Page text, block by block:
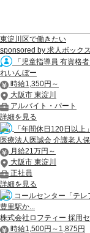
東淀川区で働きたい
sponsored by 求人ボックス
「児童指導員 有資格
れいんぼー
時給1,350円～
大阪市 東淀川
アルバイト・パート
詳細を見る
「年間休日120日以
医療法人医誠会 介護老人
月給21万円～
大阪市 東淀川
正社員
詳細を見る
コールセンター「テ
豊里駅か...
株式会社ロフティー 採用
時給1,500円～1,875円